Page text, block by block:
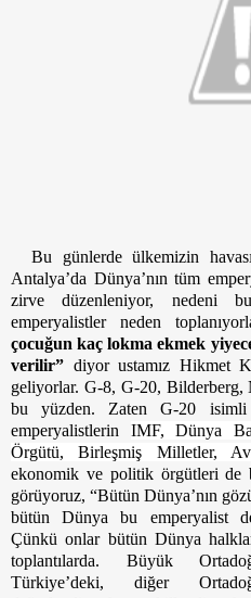
Bu günlerde ülkemizin
Antalya’da Dünya’nın tüm
zirve düzenleniyor, nedeni
emperyalistler neden
çocuğun kaç lokma ekmek
verilir” diyor ustamız Hikmet
geliyorlar. G-8, G-20,
bu yüzden. Zaten G-20 isimli
emperyalistlerin IMF, Dünya
Örgütü, Birleşmiş Milletler,
ekonomik ve politik örgütleri de
görüyoruz, “Bütün Dünya’nın
bütün Dünya bu emperyalist
Çünkü onlar bütün Dünya
toplantılarda. Büyük
Türkiye’deki, diğer